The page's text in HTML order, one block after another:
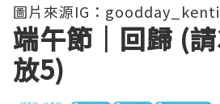
圖片來源IG：
端午節｜回歸 (
放5)